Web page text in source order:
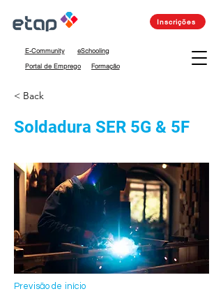
eSchooling
E-Community
Portal de Emprego
Formação
Inscrições
< Back
Soldadura SER 5G & 5F
Previsão de início